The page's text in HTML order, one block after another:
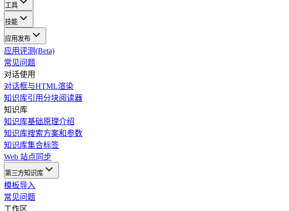
工具
技能
应用发布
应用评测(Beta)
常见问题
对话使用
对话框与HTML渲染
知识库引用分块阅读器
知识库
知识库基础原理介绍
知识库搜索方案和参数
知识库集合标签
Web 站点同步
第三方知识库
模板导入
常见问题
工作区